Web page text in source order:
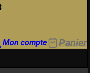
Mon compte Panier